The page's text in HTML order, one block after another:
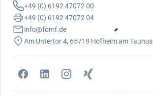
+49 (0) 6192 47072 00
+49 (0) 6192 47072 04
info@fomf.de
Am Untertor 4, 65719 Hofheim am Taunus